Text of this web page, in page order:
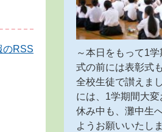
のRSS
～本日をもって1
式の前には表彰式
全校生徒で讃えま
には、1学期間大
休み中も、灘中生
ようお願いいたし